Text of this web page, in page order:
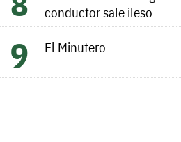
conductor sale ileso
El Minutero